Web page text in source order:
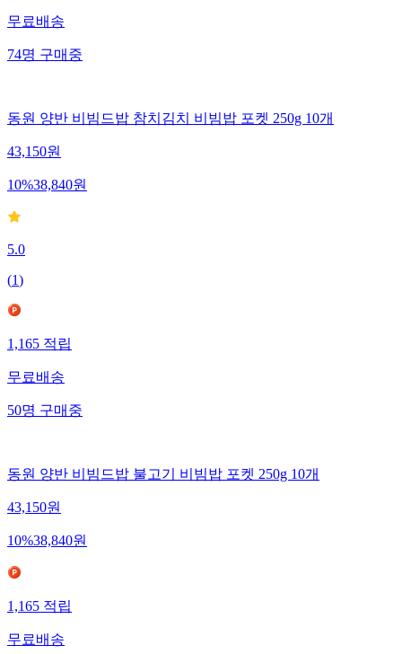
무료배송
74명구매중
동원 양반 비빔드밥 참치김치 비빔밥 포켓 250g 10개
43,150원
10%38,840원
5.0
(1)
1,165적립
무료배송
50명구매중
동원 양반 비빔드밥 불고기 비빔밥 포켓 250g 10개
43,150원
10%38,840원
1,165적립
무료배송